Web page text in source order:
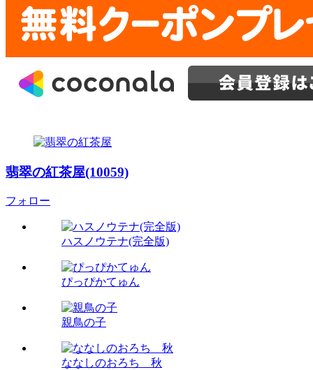
翡翠の紅茶屋(10059)
フォロー
ハスノウテナ(完全版)
ぴっぴかてゅん
親鳥の子
ななしのおろち 秋